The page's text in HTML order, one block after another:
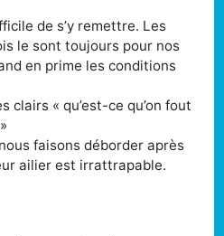
de s’y remettre. Les
le sont toujours pour nos
en prime les conditions
clairs « qu’est-ce qu’on fout
faisons déborder après
ailier est irrattrapable.